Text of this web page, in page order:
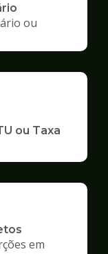
ou
ou Taxa
em